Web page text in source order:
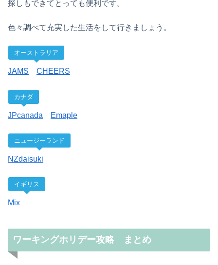
探しもできてとっても便利です。
色々調べて充実した生活をして行きましょう。
オーストラリア
JAMS CHEERS
カナダ
JPcanada Emaple
ニュージーランド
NZdaisuki
イギリス
Mix
ワーキングホリデー攻略 まとめ